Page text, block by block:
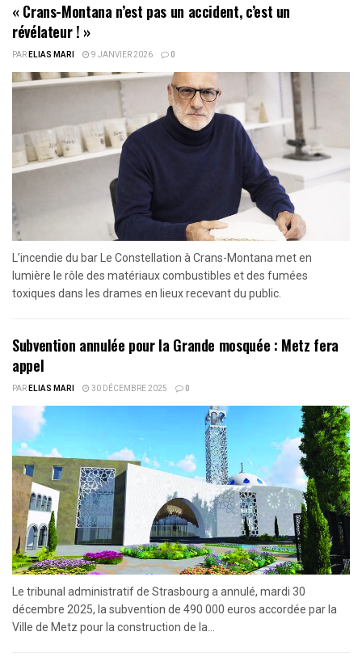
« Crans-Montana n’est pas un accident, c’est un
révélateur ! »
PARELIAS MARI 9 JANVIER 2026 0
L’incendie du bar Le Constellation à Crans-Montana met en
lumière le rôle des matériaux combustibles et des fumées
toxiques dans les drames en lieux recevant du public.
Subvention annulée pour la Grande mosquée : Metz fera
appel
PARELIAS MARI 30 DÉCEMBRE 2025 0
Le tribunal administratif de Strasbourg a annulé, mardi 30
décembre 2025, la subvention de 490 000 euros accordée par la
Ville de Metz pour la construction de la...